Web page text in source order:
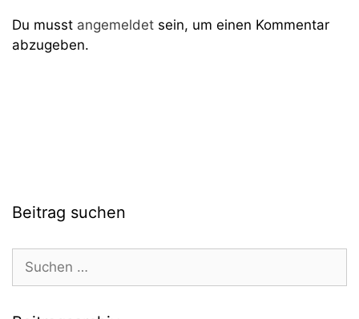
Du musst angemeldet sein, um einen Kommentar
abzugeben.
Beitrag suchen
nach: